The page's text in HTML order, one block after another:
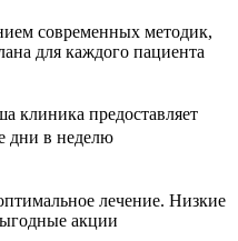
современных методик,
для каждого пациента
клиника предоставляет
дни в неделю
лечение. Низкие
акции